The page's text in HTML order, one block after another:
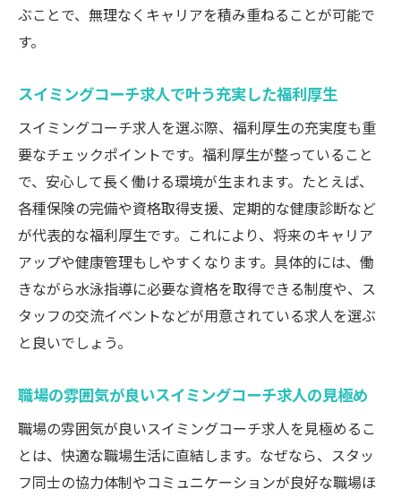
ぶことで、無理なくキャリアを積み重ねることが可能で
す。
スイミングコーチ求人で叶う充実した福利厚生
スイミングコーチ求人を選ぶ際、福利厚生の充実度も重
要なチェックポイントです。福利厚生が整っていること
で、安心して長く働ける環境が生まれます。たとえば、
各種保険の完備や資格取得支援、定期的な健康診断など
が代表的な福利厚生です。これにより、将来のキャリア
アップや健康管理もしやすくなります。具体的には、働
きながら水泳指導に必要な資格を取得できる制度や、ス
タッフの交流イベントなどが用意されている求人を選ぶ
と良いでしょう。
職場の雰囲気が良いスイミングコーチ求人の見極め
職場の雰囲気が良いスイミングコーチ求人を見極めるこ
とは、快適な職場生活に直結します。なぜなら、スタッ
フ同士の協力体制やコミュニケーションが良好な職場ほ